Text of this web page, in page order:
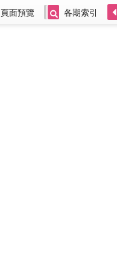
頁面預覽 各期索引